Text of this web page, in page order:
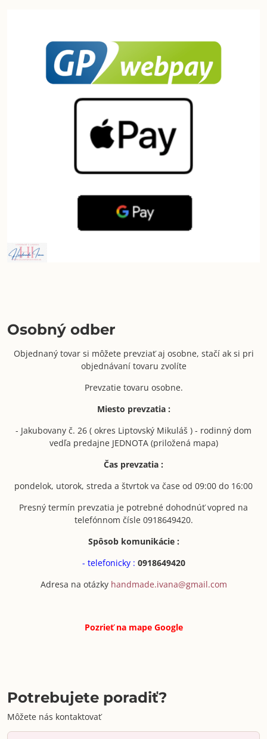
Osobný odber
Objednaný tovar si môžete prevziať aj osobne, stačí ak si pri
objednávaní tovaru zvolíte
Prevzatie tovaru osobne.
Miesto prevzatia :
- Jakubovany č. 26 ( okres Liptovský Mikuláš ) - rodinný dom
vedľa predajne JEDNOTA (priložená mapa)
Čas prevzatia :
pondelok, utorok, streda a štvrtok va čase od 09:00 do 16:00
Presný termín prevzatia je potrebné dohodnúť vopred na
telefónnom čísle 0918649420.
Spôsob komunikácie :
- telefonicky : 0918649420
Adresa na otázky handmade.ivana@gmail.com
Pozrieť na mapeGoogle
Potrebujete poradiť?
Môžete nás kontaktovať